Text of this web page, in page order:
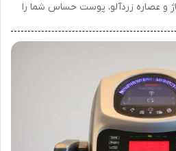
و عصاره زردآلو، پوست حساس شما را